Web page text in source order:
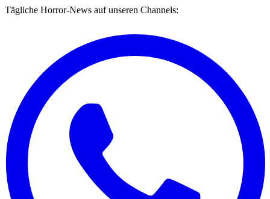
Tägliche Horror-News auf unseren Channels: